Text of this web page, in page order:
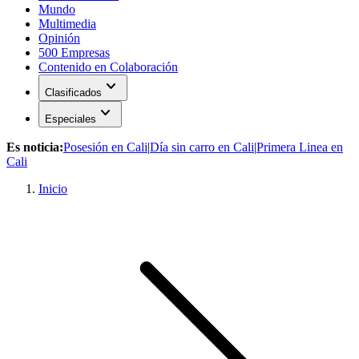
Mundo
Multimedia
Opinión
500 Empresas
Contenido en Colaboración
Clasificados expand_more
Especiales expand_more
Es noticia:Posesión en Cali|Día sin carro en Cali|Primera Linea en
Cali
Inicio